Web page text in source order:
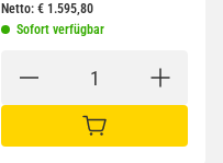
Netto: € 1.595,80
Sofort verfügbar
IN DEN WARENKORB